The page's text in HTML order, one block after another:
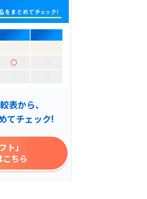
表から、
てチェック!
ト」
ちら